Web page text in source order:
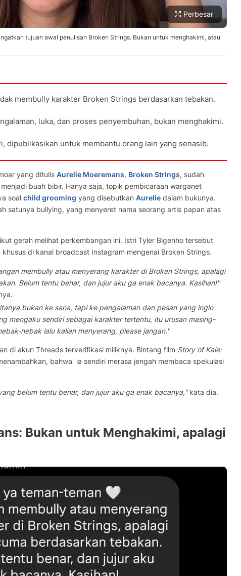
Perbesar
tujuan awal penulisan Broken Strings. Bukan untuk menghakimi, atau
membully karakter Broken Strings berdasarkan tebakan.
luka, dan proses penyembuhan, bukan menghakimi.
dipublikasikan untuk membantu orang lain yang senasib.
yang ditulis Aurelie Moeremans, Broken Strings, sudah
buah bibir. Hanya saja, topik pembicaraan warganet
soal child grooming yang disebutkan Aurelie dalam bukunya.
satunya bullying, yang menyeret nama seorang artis papan atas
gerah melihat perkembangan ini. Istri Tyler Bigenho tersebut
di kanal broadcast Instagram mengenai Broken Strings.
membully atau menyerang karakter di Broken Strings, apalagi
Belum tentu benar, dan jujur aku ga enak bacanya. Kasihan!"
bukan ke sana, tapi ke pengalaman dan pesan yang ingin
mengaku sendiri sebagai karakter tertentu, itu urusan masing-
nebak lalu kalian menyerang, please jangan."
di akun Threads terverifikasi miliknya. Bintang film Story of Kale:
bahwa ia sendiri merasa jengah membaca spekulasi
belum tentu benar, dan jujur aku ga enak bacanya," kata dia.
Bukan untuk Menghakimi, apalagi